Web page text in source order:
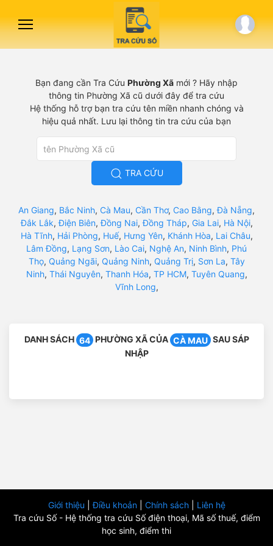
Bạn đang cần Tra Cứu Phường Xã mới ? Hãy nhập
thông tin Phường Xã cũ dưới đây để tra cứu
Hệ thống hỗ trợ bạn tra cứu tên miền nhanh chóng và
hiệu quả nhất. Lưu lại thông tin tra cứu của bạn
TRA CỨU
An Giang, Bắc Ninh, Cà Mau, Cần Thơ, Cao Bằng,Đà Nẵng,
Đắk Lắk,Điện Biên,Đồng Nai,Đồng Tháp, Gia Lai, Hà Nội,
Hà Tĩnh, Hải Phòng, Huế, Hưng Yên, Khánh Hòa, Lai Châu,
Lâm Đồng, Lạng Sơn, Lào Cai, Nghệ An, Ninh Bình, Phú
Thọ, Quảng Ngãi, Quảng Ninh, Quảng Trị, Sơn La, Tây
Ninh, Thái Nguyên, Thanh Hóa, TP HCM, Tuyên Quang,
Vĩnh Long,
DANH SÁCH 64 PHƯỜNG XÃ CỦA CÀ MAU SAU SÁP
NHẬP
Giới thiệu |Điều khoản Chính sách
Liên hệ
Tra cứu Số - Hệ thống tra cứu Số điện thoại, Mã số thuế, điểm
học sinh, điểm thi